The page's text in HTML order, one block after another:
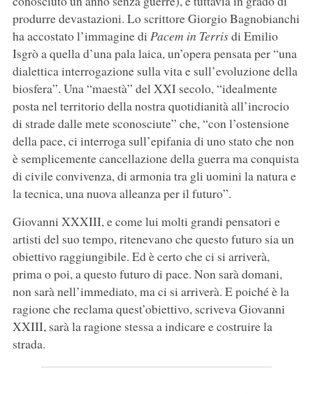
produrre devastazioni. Lo scrittore Giorgio Bagnobianchi
ha accostato l’immagine di Pacem in Terrisdi Emilio
Isgrò a quella d’una pala laica, un’opera pensata per “una
dialettica interrogazione sulla vita e sull’evoluzione della
biosfera”. Una “maestà” del XXI secolo, “idealmente
posta nel territorio della nostra quotidianità all’incrocio
di strade dalle mete sconosciute” che, “con l’ostensione
della pace, ci interroga sull’epifania di uno stato che non
è semplicemente cancellazione della guerra ma conquista
di civile convivenza, di armonia tra gli uomini la natura e
la tecnica, una nuova alleanza per il futuro”.
Giovanni XXXIII, e come lui molti grandi pensatori e
artisti del suo tempo, ritenevano che questo futuro sia un
obiettivo raggiungibile. Ed è certo che ci si arriverà,
prima o poi, a questo futuro di pace. Non sarà domani,
non sarà nell’immediato, ma ci si arriverà. E poiché è la
ragione che reclama quest’obiettivo, scriveva Giovanni
XXIII, sarà la ragione stessa a indicare e costruire la
strada.